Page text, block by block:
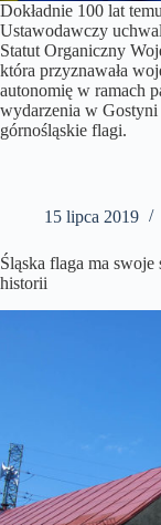
Dokładnie 100 lat
Ustawodawczy
Statut Organiczny
która przyznawała
autonomię w ramach
wydarzenia w
górnośląskie flagi.
15 lipca 2019
Śląska flaga ma
historii